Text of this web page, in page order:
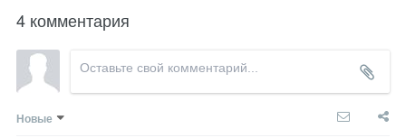
4 комментария
Новые